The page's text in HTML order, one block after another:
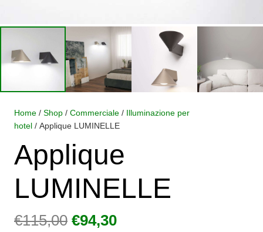
Home / Shop / Commerciale / Illuminazione per
hotel / Applique LUMINELLE
Applique
LUMINELLE
€115,00 Il
€94,30Il